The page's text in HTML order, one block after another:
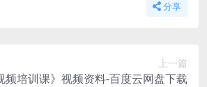
分享
上一篇
频培训课》视频资料-百度云网盘下载